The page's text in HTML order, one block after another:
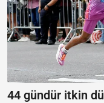
44 gündür itkin